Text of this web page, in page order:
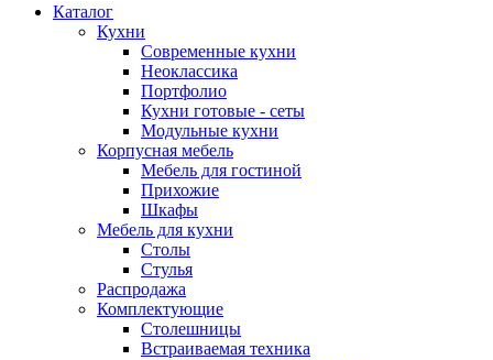
Каталог
Кухни
Современные кухни
Неоклассика
Портфолио
Кухни готовые - сеты
Модульные кухни
Корпусная мебель
Мебель для гостиной
Прихожие
Шкафы
Мебель для кухни
Столы
Стулья
Распродажа
Комплектующие
Столешницы
Встраиваемая техника